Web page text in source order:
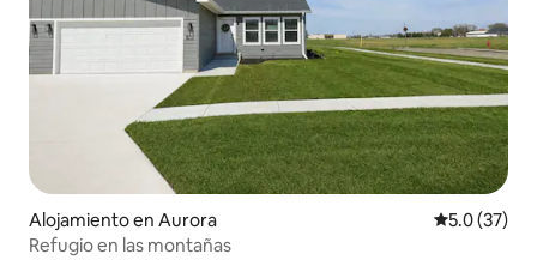
Alojamiento en Aurora Calificación
5.0 (37)
Refugio en las montañas